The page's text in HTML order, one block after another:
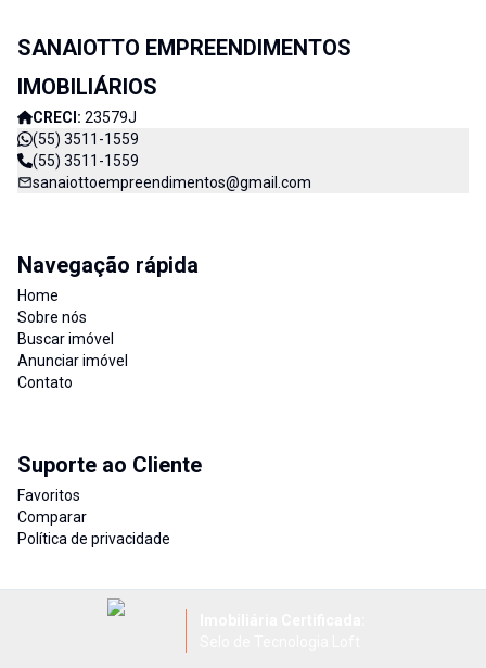
SANAIOTTO EMPREENDIMENTOS
IMOBILIÁRIOS
CRECI: 23579J
(55) 3511-1559
(55) 3511-1559
sanaiottoempreendimentos@gmail.com
Navegação rápida
Home
Sobre nós
Buscar imóvel
Anunciar imóvel
Contato
Suporte ao Cliente
Favoritos
Comparar
Política de privacidade